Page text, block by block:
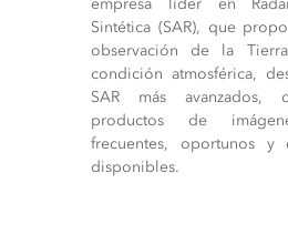
empresa líder en
Sintética (SAR), que
observación de la
condición atmosférica,
SAR más avanzados,
productos de
frecuentes, oportunos y
disponibles.